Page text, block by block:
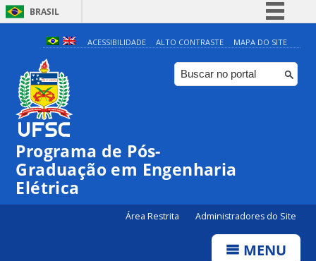
BRASIL
Simplifique!
Comunica BR
Participe
ACESSIBILIDADE ALTO CONTRASTE MAPA DO SITE
Programa de Pós-
Graduação em Engenharia
Elétrica
Área Restrita Administradores do Site
MENU